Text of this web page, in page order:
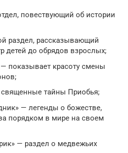
повествующий об истории
раздел, рассказывающий
детей до обрядов взрослых;
— показывает красоту смены
тайны Приобья;
— легенды о божестве,
порядком в мире на своем
— раздел о медвежьих